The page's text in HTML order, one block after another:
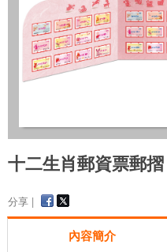
十二生肖郵資票郵摺
分享 |
內容簡介